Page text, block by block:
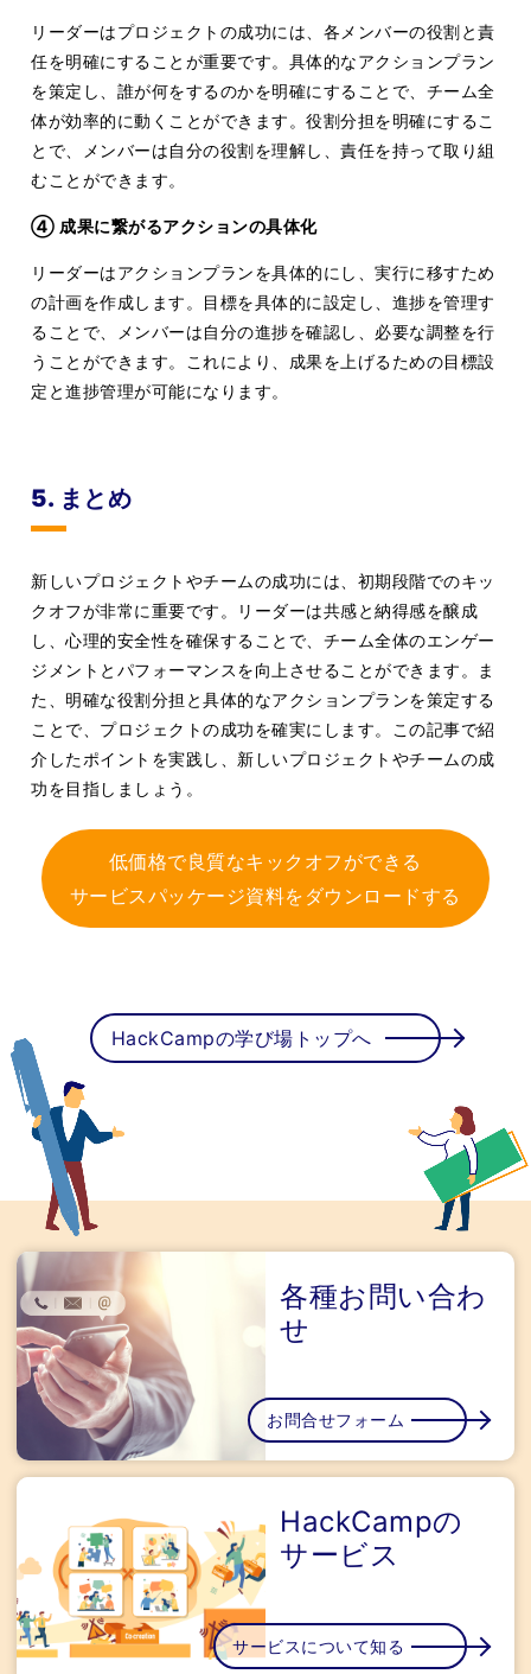
リーダーはプロジェクトの成功には、各メンバーの役割と責
任を明確にすることが重要です。具体的なアクションプラン
を策定し、誰が何をするのかを明確にすることで、チーム全
体が効率的に動くことができます。役割分担を明確にするこ
とで、メンバーは自分の役割を理解し、責任を持って取り組
むことができます。
④ 成果に繋がるアクションの具体化
リーダーはアクションプランを具体的にし、実行に移すため
の計画を作成します。目標を具体的に設定し、進捗を管理す
ることで、メンバーは自分の進捗を確認し、必要な調整を行
うことができます。これにより、成果を上げるための目標設
定と進捗管理が可能になります。
5. まとめ
新しいプロジェクトやチームの成功には、初期段階でのキッ
クオフが非常に重要です。リーダーは共感と納得感を醸成
し、心理的安全性を確保することで、チーム全体のエンゲー
ジメントとパフォーマンスを向上させることができます。ま
た、明確な役割分担と具体的なアクションプランを策定する
ことで、プロジェクトの成功を確実にします。この記事で紹
介したポイントを実践し、新しいプロジェクトやチームの成
功を目指しましょう。
低価格で良質なキックオフができる
サービスパッケージ資料をダウンロードする
HackCampの学び場トップへ
各種お問い合わ
せ
お問合せフォーム
HackCampの
サービス
サービスについて知る